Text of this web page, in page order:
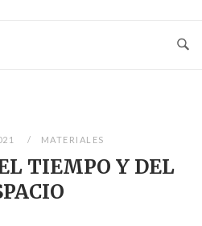
MATERIALES
TIEMPO Y DEL